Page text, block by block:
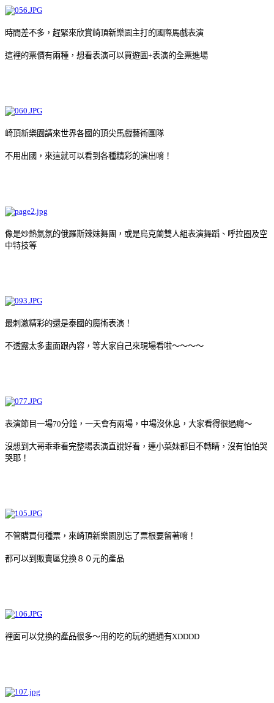
時間差不多，趕緊來欣賞崎頂新樂園主打的國際馬戲表演
這裡的票價有兩種，想看表演可以買遊園+表演的全票進場
崎頂新樂園請來世界各國的頂尖馬戲藝術團隊
不用出國，來這就可以看到各種精彩的演出唷！
像是炒熱氣氛的俄羅斯辣妹舞團，或是烏克蘭雙人組表演舞蹈、呼拉圈及空
中特技等
最刺激精彩的還是泰國的魔術表演！
不透露太多畫面跟內容，等大家自己來現場看啦～～～～
表演節目一場70分鐘，一天會有兩場，中場沒休息，大家看得很過癮～
沒想到大哥乖乖看完整場表演直說好看，連小菜妹都目不轉睛，沒有怕怕哭
哭耶！
不管購買何種票，來崎頂新樂園別忘了票根要留著唷！
都可以到販賣區兌換８０元的產品
裡面可以兌換的產品很多～用的吃的玩的通通有XDDDD